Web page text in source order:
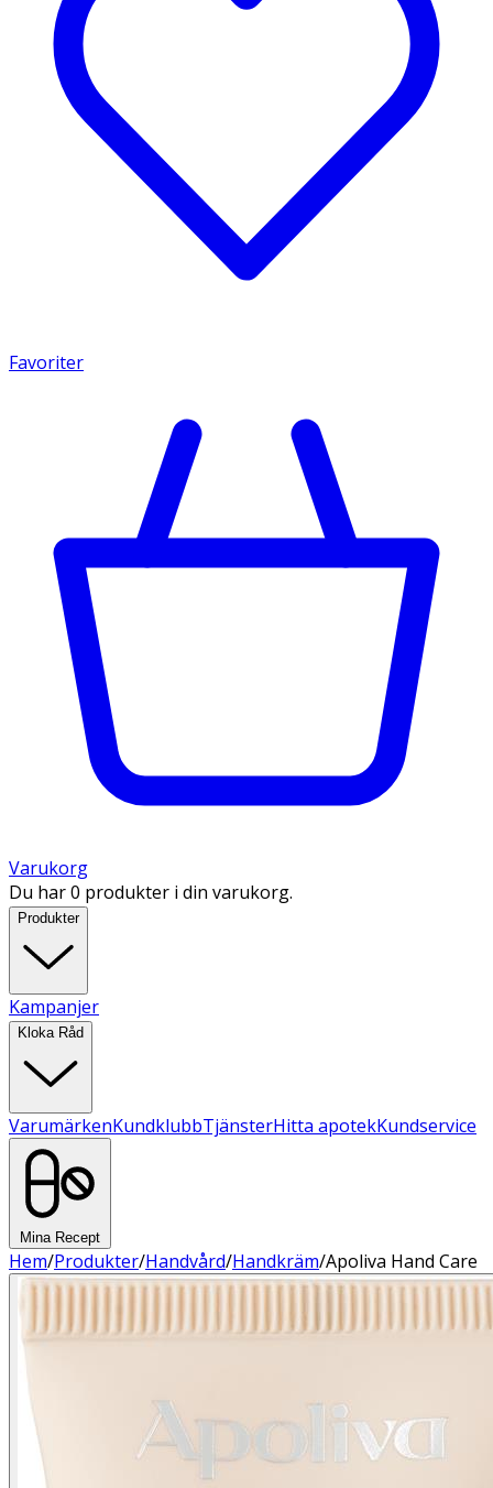
Favoriter
Varukorg
Du har 0 produkter i din varukorg.
Produkter
Kampanjer
Kloka Råd
VarumärkenKundklubbTjänsterHitta apotekKundservice
Mina Recept
Hem/Produkter/Handvård/Handkräm/Apoliva Hand Care